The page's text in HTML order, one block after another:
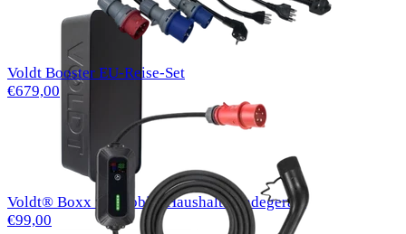
Voldt® Boxx für mobile Haushalts-Ladegeräte
€99,00
Voldt Booster EU-Reise-Set
€679,00